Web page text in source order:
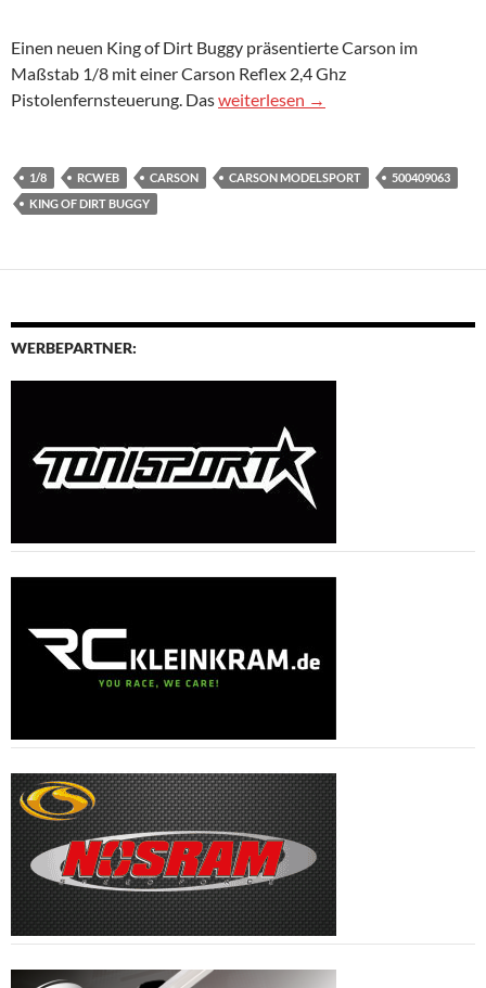
Einen neuen King of Dirt Buggy präsentierte Carson im
Maßstab 1/8 mit einer Carson Reflex 2,4 Ghz
Pistolenfernsteuerung. DasKing of Dirt Buggy von Carson
weiterlesen →
1/8 RCWEB CARSON CARSON MODELSPORT
500409063
KING OF DIRT BUGGY
WERBEPARTNER: